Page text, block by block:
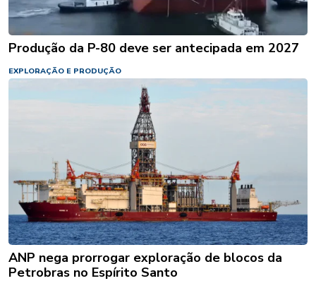
Produção da P-80 deve ser antecipada em 2027
EXPLORAÇÃO E PRODUÇÃO
ANP nega prorrogar exploração de blocos da
Petrobras no Espírito Santo